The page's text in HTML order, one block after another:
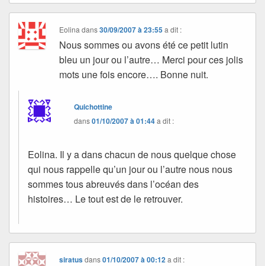
Eolinadans30/09/2007 à 23:55 a dit :
Nous sommes ou avons été ce petit lutin
bleu un jour ou l’autre… Merci pour ces jolis
mots une fois encore…. Bonne nuit.
Quichottine
dans01/10/2007 à 01:44a dit :
Eolina. Il y a dans chacun de nous quelque chose
qui nous rappelle qu’un jour ou l’autre nous nous
sommes tous abreuvés dans l’océan des
histoires… Le tout est de le retrouver.
siratusdans01/10/2007 à 00:12 a dit :